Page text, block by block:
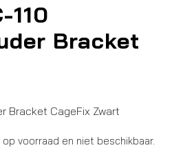
110
Bracket
Bracket CageFix Zwart
voorraad en niet beschikbaar.